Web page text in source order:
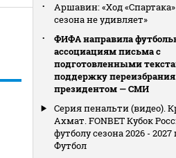
Аршавин: «Ход «Спартака»
сезона не удивляет»
ФИФА направила
ассоциациям письма с
подготовленными
поддержку
президентом — СМИ
Серия пенальти (видео).
Ахмат. FONBET Кубок
футболу сезона 2026 -
Футбол